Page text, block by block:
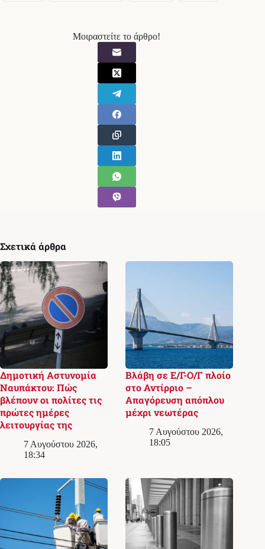
Μοιραστείτε το άρθρο!
Σχετικά άρθρα
Δημοτική Αστυνομία
Ναυπάκτου: Πώς
βλέπουν οι πολίτες τις
πρώτες ημέρες
λειτουργίας της
7 Αυγούστου 2026,
18:34
Βλάβη σε Ε/Γ-Ο/Γ πλοίο
στο Αντίρριο –
Απαγόρευση απόπλου
μέχρι νεωτέρας
7 Αυγούστου 2026,
18:05